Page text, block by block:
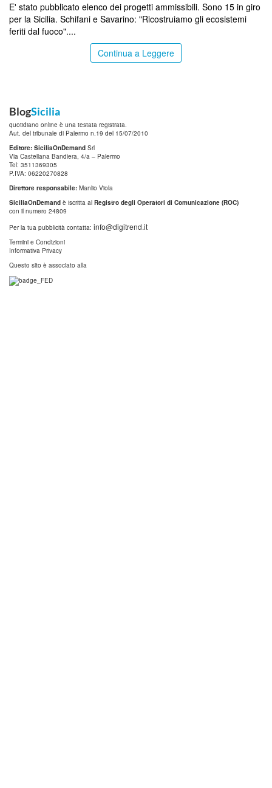
E' stato pubblicato elenco dei progetti ammissibili. Sono 15 in giro
per la Sicilia. Schifani e Savarino: "Ricostruiamo gli ecosistemi
feriti dal fuoco"....
Continua a Leggere
BlogSicilia
quotidiano online è una testata registrata.
Aut. del tribunale di Palermo n.19 del 15/07/2010
Editore: SiciliaOnDemand Srl
Via Castellana Bandiera, 4/a – Palermo
Tel: 3511369305
P.IVA: 06220270828
Direttore responsabile: Manlio Viola
SiciliaOnDemand è iscritta al Registro degli Operatori di Comunicazione (ROC)
con il numero 24809
Per la tua pubblicità contatta: info@digitrend.it
Termini e Condizioni
Informativa Privacy
Questo sito è associato alla